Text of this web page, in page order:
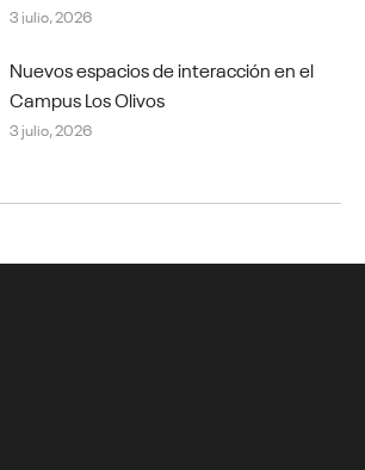
3 julio, 2026
Nuevos espacios de interacción en el
Campus Los Olivos
3 julio, 2026